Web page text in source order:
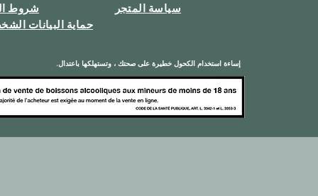
حماية البيانات
شروط سياسة المتجر
إساءة استخدام الكحول خطيرة على صحتك ، وتستهلكها باعتدال.